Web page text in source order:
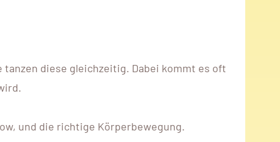
tanzen diese gleichzeitig. Dabei kommt es oft
und die richtige Körperbewegung.